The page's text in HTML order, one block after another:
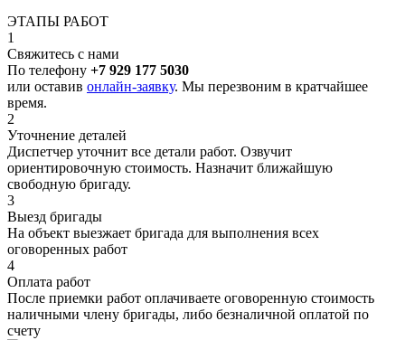
ЭТАПЫ РАБОТ
1
Свяжитесь с нами
По телефону +7 929 177 5030
или оставив онлайн-заявку. Мы перезвоним в кратчайшее
время.
2
Уточнение деталей
Диспетчер уточнит все детали работ. Озвучит
ориентировочную стоимость. Назначит ближайшую
свободную бригаду.
3
Выезд бригады
На объект выезжает бригада для выполнения всех
оговоренных работ
4
Оплата работ
После приемки работ оплачиваете оговоренную стоимость
наличными члену бригады, либо безналичной оплатой по
счету